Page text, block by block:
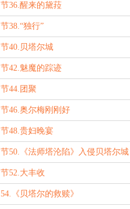
节36.醒来的黛菈
节38.“独行”
节40.贝塔尔城
节42.魅魔的踪迹
节44.团聚
节46.奥尔梅刚刚好
节48.贵妇晚宴
节50.《法师塔沦陷》入侵贝塔尔城
节52.大丰收
54.《贝塔尔的救赎》